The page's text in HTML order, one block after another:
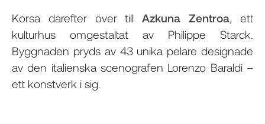
Korsa därefter över tillAzkuna Zentroa, ett
kulturhus omgestaltat av Philippe Starck.
Byggnaden pryds av 43 unika pelare designade
av den italienska scenografen Lorenzo Baraldi –
ett konstverk i sig.